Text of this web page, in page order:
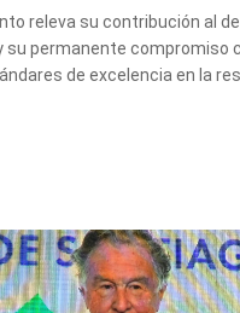
we help you?
releva su contribución al
su permanente compromiso
de excelencia en la